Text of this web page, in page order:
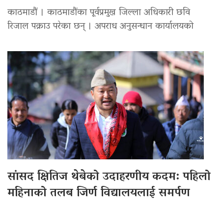
काठमाडौं । काठमाडौंका पूर्वप्रमुख जिल्ला अधिकारी छवि
रिजाल पक्राउ परेका छन् । अपराध अनुसन्धान कार्यालयको
सांसद क्षितिज थेबेको उदाहरणीय कदम: पहिलो
महिनाको तलब जिर्ण विद्यालयलाई समर्पण